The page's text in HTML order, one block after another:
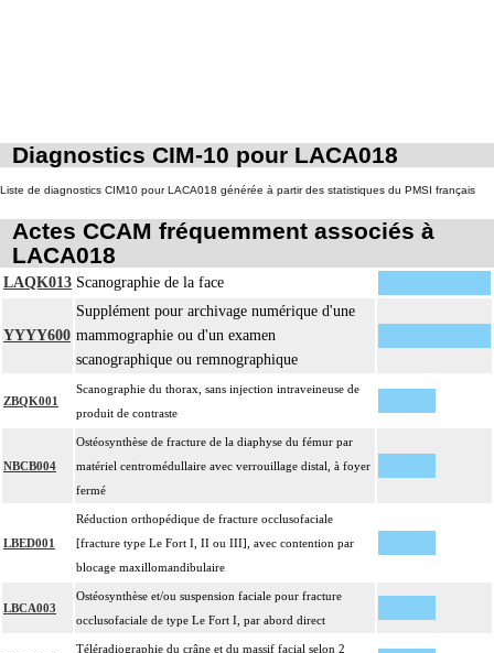
inerte non prothétique inclut l'ostéosynthèse.
11
Diagnostics CIM-10 pour LACA018
Liste de diagnostics CIM10 pour LACA018 générée à partir des statistiques du PMSI français
Actes CCAM fréquemment associés à
LACA018
LAQK013 Scanographie de la face
YYYY600
Supplément pour archivage numérique d'une
mammographie ou d'un examen
scanographique ou remnographique
ZBQK001
Scanographie du thorax, sans injection intraveineuse de
produit de contraste
NBCB004
Ostéosynthèse de fracture de la diaphyse du fémur par
matériel centromédullaire avec verrouillage distal, à foyer
fermé
LBED001
Réduction orthopédique de fracture occlusofaciale
[fracture type Le Fort I, II ou III], avec contention par
blocage maxillomandibulaire
LBCA003
Ostéosynthèse et/ou suspension faciale pour fracture
occlusofaciale de type Le Fort I, par abord direct
Téléradiographie du crâne et du massif facial selon 2